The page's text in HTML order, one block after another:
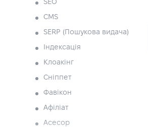
SEO
CMS
SERP (Пошукова видача)
Індексація
Клоакінг
Сніппет
Фавікон
Афіліат
Асесор